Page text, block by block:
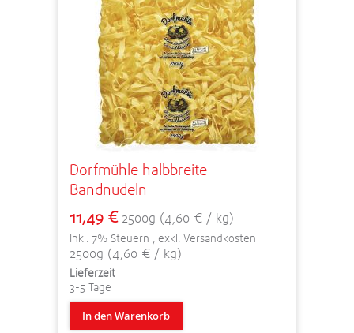
Dorfmühle halbbreite
Bandnudeln
11,49 € 2500g (4,60 € / kg)
Inkl. 7% Steuern exkl. Versandkosten
2500g (4,60 € / kg)
Lieferzeit
3-5 Tage
In den Warenkorb